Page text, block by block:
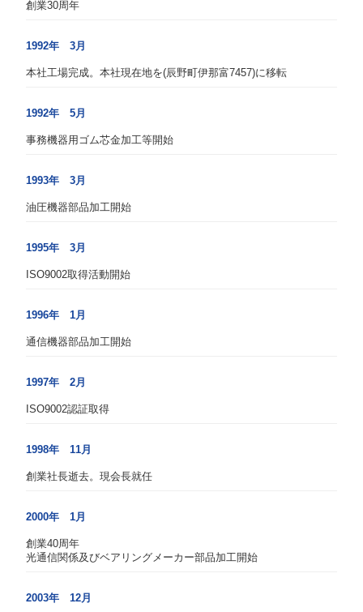
創業30周年
1992年 3月
本社工場完成。本社現在地を(辰野町伊那富7457)に移転
1992年 5月
事務機器用ゴム芯金加工等開始
1993年 3月
油圧機器部品加工開始
1995年 3月
ISO9002取得活動開始
1996年 1月
通信機器部品加工開始
1997年 2月
ISO9002認証取得
1998年 11月
創業社長逝去。現会長就任
2000年 1月
創業40周年
光通信関係及びベアリングメーカー部品加工開始
2003年 12月